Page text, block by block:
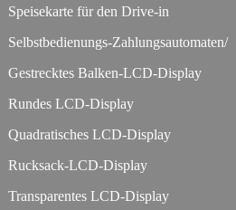
Speisekarte für den Drive-in
Selbstbedienungs-Zahlungsautomaten/
Gestrecktes Balken-LCD-Display
Rundes LCD-Display
Quadratisches LCD-Display
Rucksack-LCD-Display
Transparentes LCD-Display